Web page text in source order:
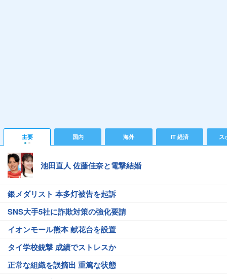
主要 国内 海外 IT 経済 ス
池田直人 佐藤佳奈と電撃結婚
銀メダリスト 本多灯被告を起訴
SNS大手5社に詐欺対策の強化要請
イオンモール熊本 献花台を設置
タイ学校銃撃 成績でストレスか
正常な組織を誤摘出 重篤な状態